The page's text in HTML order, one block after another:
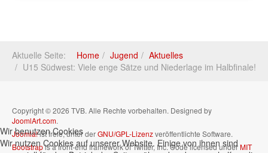
Aktuelle Seite: Home Jugend
Aktuelles
U15 Südwest: Viele enge Sätze und Niederlage im Halbfinale!
Copyright © 2026 TVB. Alle Rechte vorbehalten. Designed by
JoomlArt.com.
Joomla!ist freie, unter derGNU/GPL-Lizenzveröffentlichte Software.
Bootstrapis a front-end framework of Twitter, Inc. Code licensed underMIT
Wir benutzen Cookies
Wir nutzen Cookies auf unserer Website. Einige von ihnen sind